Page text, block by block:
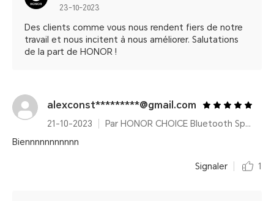
23-10-2023
Des clients comme vous nous rendent fiers de notre
travail et nous incitent à nous améliorer. Salutations
de la part de HONOR !
alexconst*********@gmail.com
21-10-2023
Par HONOR CHOICE Bluetooth Speaker
Biennnnnnnnnnn
Signaler 1